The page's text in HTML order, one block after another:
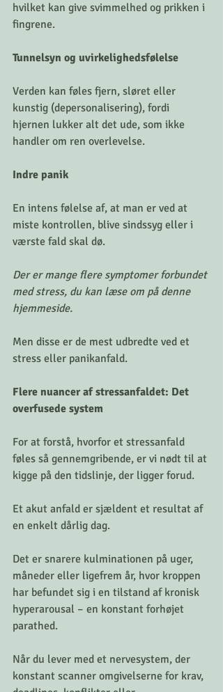
hvilket kan give svimmelhed og prikken i
fingrene.
Tunnelsyn og uvirkelighedsfølelse
Verden kan føles fjern, sløret eller
kunstig (depersonalisering), fordi
hjernen lukker alt det ude, som ikke
handler om ren overlevelse.
Indre panik
En intens følelse af, at man er ved at
miste kontrollen, blive sindssyg eller i
værste fald skal dø.
Der er mange flere symptomer forbundet
med stress, du kan læse om på denne
hjemmeside.
Men disse er de mest udbredte ved et
stress eller panikanfald.
Flere nuancer af stressanfaldet: Det
overfusede system
For at forstå, hvorfor et stressanfald
føles så gennemgribende, er vi nødt til at
kigge på den tidslinje, der ligger forud.
Et akut anfald er sjældent et resultat af
en enkelt dårlig dag.
Det er snarere kulminationen på uger,
måneder eller ligefrem år, hvor kroppen
har befundet sig i en tilstand af kronisk
hyperarousal – en konstant forhøjet
parathed.
Når du lever med et nervesystem, der
konstant scanner omgivelserne for krav,